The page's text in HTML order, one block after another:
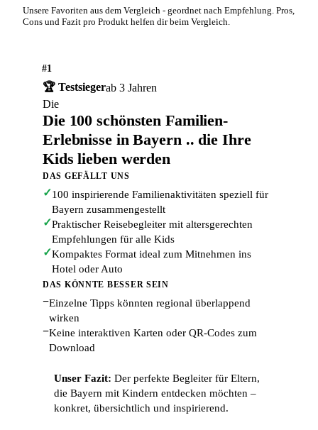
Unsere Favoriten aus dem Vergleich - geordnet nach Empfehlung. Pros,
Cons und Fazit pro Produkt helfen dir beim Vergleich.
#1
🏆 Testsiegerab 3 Jahren
Die
Die 100 schönsten Familien-
Erlebnisse in Bayern .. die Ihre
Kids lieben werden
DAS GEFÄLLT UNS
✓100 inspirierende Familienaktivitäten speziell für
Bayern zusammengestellt
✓Praktischer Reisebegleiter mit altersgerechten
Empfehlungen für alle Kids
✓Kompaktes Format ideal zum Mitnehmen ins
Hotel oder Auto
DAS KÖNNTE BESSER SEIN
−Einzelne Tipps könnten regional überlappend
wirken
−Keine interaktiven Karten oder QR-Codes zum
Download
Unser Fazit: Der perfekte Begleiter für Eltern,
die Bayern mit Kindern entdecken möchten –
konkret, übersichtlich und inspirierend.